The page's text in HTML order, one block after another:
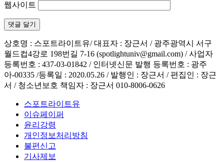
웹사이트
상호명 : 스포트라이트유/ 대표자 : 장근서 / 광주광역시 서구
월드컵4강로 198번길 7-16 (spotlightuniv@gmail.com) / 사업자
등록번호 : 437-03-01842 / 인터넷신문 발행 등록번호 : 광주
아-00335 /등록일 : 2020.05.26 / 발행인 : 장근서 / 편집인 : 장근
서 / 청소년보호 책임자 : 장근서 010-8006-0626
스포트라이트유
이슈페이퍼
윤리강령
개인정보처리방침
불편신고
기사제보